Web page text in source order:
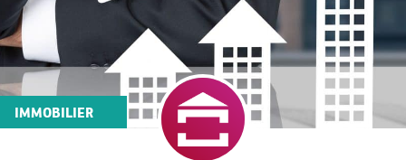
IMMOBILIER